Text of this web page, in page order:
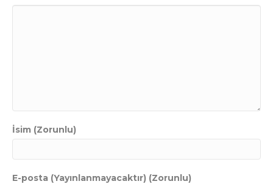
İsim (Zorunlu)
E-posta (Yayınlanmayacaktır) (Zorunlu)